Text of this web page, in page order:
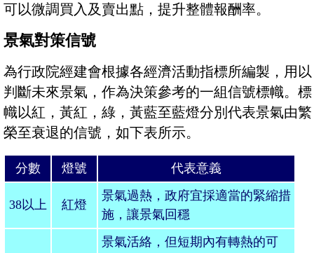
可以微調買入及賣出點，提升整體報酬率。
景氣對策信號
為行政院經建會根據各經濟活動指標所編製，用以
判斷未來景氣，作為決策參考的一組信號標幟。標
幟以紅，黃紅，綠，黃藍至藍燈分別代表景氣由繁
榮至衰退的信號，如下表所示。
分數 燈號 代表意義
38以上 紅燈
景氣過熱，政府宜採適當的緊縮措
施，讓景氣回穩
景氣活絡，但短期內有轉熱的可